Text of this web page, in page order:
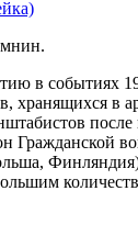
в событиях
хранящихся в
Гражданской